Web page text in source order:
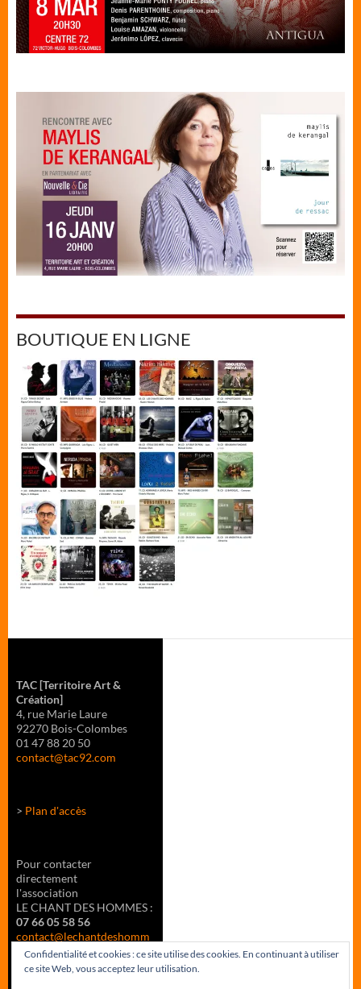
BOUTIQUE EN LIGNE
TAC[Territoire Art &
Création]
4, rue Marie Laure
92270 Bois-Colombes
01 47 88 20 50
contact@tac92.com
> Plan d'accès
Pour contacter
directement
l'association
LE CHANT DES HOMMES :
07 66 05 58 56
contact@lechantdeshomm
es.fr
Confidentialité et cookies : ce site utilise des cookies. En continuant à utiliser
ce site Web, vous acceptez leur utilisation.